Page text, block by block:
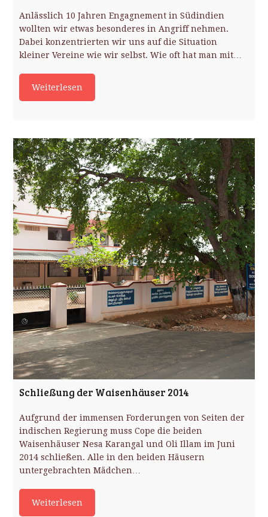
Anlässlich 10 Jahren Engagnement in Südindien
wollten wir etwas besonderes in Angriff nehmen.
Dabei konzentrierten wir uns auf die Situation
kleiner Vereine wie wir selbst. Wie oft hat man mit…
Weiterlesen
Schließung der Waisenhäuser 2014
Aufgrund der immensen Forderungen von Seiten der
indischen Regierung muss Cope die beiden
Waisenhäuser Nesa Karangal und Oli Illam im Juni
2014 schließen. Alle in den beiden Häusern
untergebrachten Mädchen…
Weiterlesen